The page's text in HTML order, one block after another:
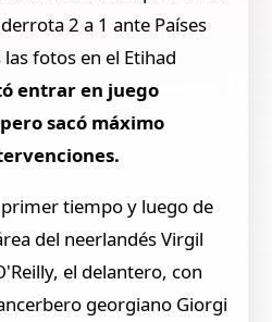
2 a 1 ante Países
fotos en el Etihad
entrar en juego
sacó máximo
tiempo y luego de
del neerlandés Virgil
el delantero, con
georgiano Giorgi